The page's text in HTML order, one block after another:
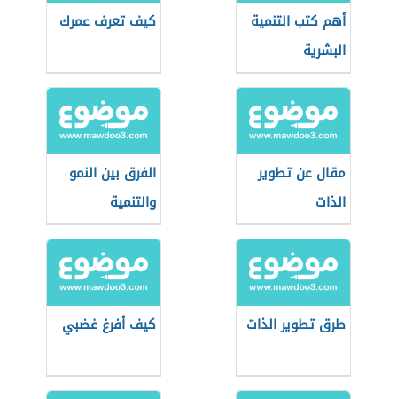
أهم كتب التنمية
البشرية
كيف تعرف عمرك
مقال عن تطوير
الذات
الفرق بين النمو
والتنمية
طرق تطوير الذات كيف أفرغ غضبي